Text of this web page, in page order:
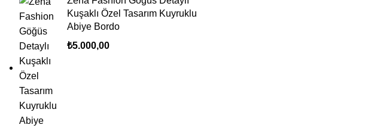
Kuşaklı Özel Tasarım Kuyruklu
Abiye Bordo
₺5.000,00